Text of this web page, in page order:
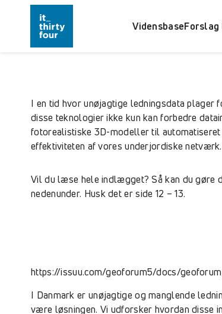
Vidensbase
I en tid hvor unøjagtige ledningsdata plager
disse teknologier ikke kun kan forbedre
fotorealistiske 3D-modeller til
effektiviteten af vores underjordiske
Vil du læse hele indlægget? Så kan du gøre
nedenunder. Husk det er side 12 – 13.
https://issuu.com/geoforum5/docs/
I Danmark er unøjagtige og manglende
være løsningen. Vi udforsker hvordan disse